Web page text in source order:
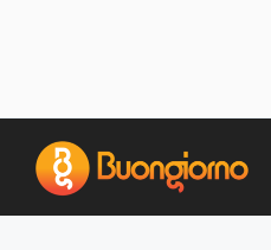
contenuto